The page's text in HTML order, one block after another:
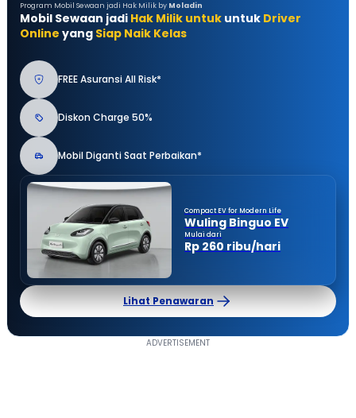
Program Mobil Sewaan jadi Hak Milik by Moladin
Mobil Sewaan jadi Hak Milik untuk untuk Driver
Online yang Siap Naik Kelas
FREE Asuransi All Risk*
Diskon Charge 50%
Mobil Diganti Saat Perbaikan*
Compact EV for Modern Life
Wuling Binguo EV
Mulai dari
Rp 260 ribu/hari
Lihat Penawaran